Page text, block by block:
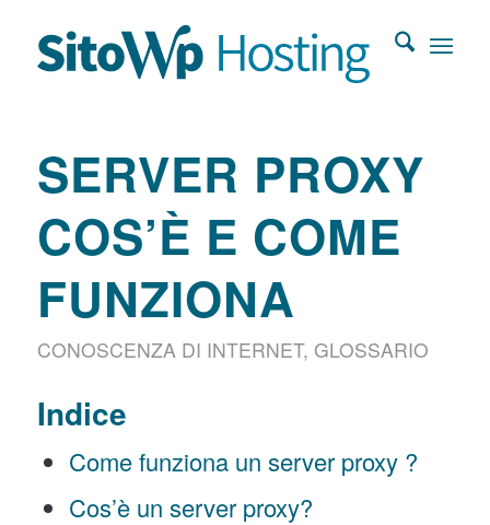
SERVER PROXY
COS’È E COME
FUNZIONA
CONOSCENZA DI INTERNET, GLOSSARIO
Indice
Come funziona un server proxy ?
Cos’è un server proxy?